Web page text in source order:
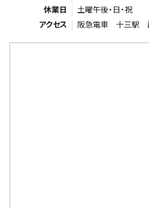
休業日
土曜午後・日・祝
アクセス
阪急電車 十三駅